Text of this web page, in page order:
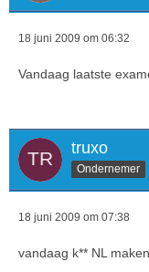
18 juni 2009 om 06:32
Vandaag laatste
truxo
Ondernemer
18 juni 2009 om 07:38
vandaag k** NL